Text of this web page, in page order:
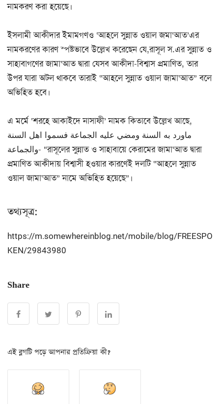
নামকরণ করা হয়েছে।
ইসলামী আকীদার ইমামগণও ‘আহলে সুন্নাত ওয়াল জমা‘আত’এর
নামকরণের কারণ স্পষ্টভাবে উল্লেখ করেছেন যে,রাসূল স.এর সুন্নাত ও
সাহাবাগণের জামা‘আত দ্বারা যেসব আকীদা-বিশ্বাস প্রমাণিত, তার
উপর যারা অটল থাকবে তারাই “আহলে সুন্নাত ওয়াল জামা‘আত” বলে
অভিহিত হবে।
এ মর্মে ‘শরহে আকাইদে নাসাফী’ নামক কিতাবে উল্লেখ আছে,
ماورد به السنة ومضي عليه الجماعة فسموا اهل السنة
والجماعة- “রাসূলের সুন্নাত ও সাহাবায়ে কেরামের জামা‘আত দ্বারা
প্রমাণিত আকীদায় বিশ্বাসী হওয়ার কারণেই দলটি “আহলে সুন্নাত
ওয়াল জামা‘আত” নামে অভিহিত হয়েছে”।
তথ্যসূত্র:
https://m.somewhereinblog.net/mobile/blog/FREESPO
KEN/29843980
Share
এই ব্লগটি পড়ে আপনার প্রতিক্রিয়া কী?